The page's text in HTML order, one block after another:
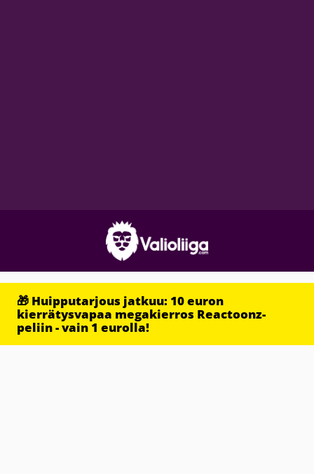
🎁 Huipputarjous jatkuu: 10 euron
kierrätysvapaa megakierros Reactoonz-
peliin - vain 1 eurolla!